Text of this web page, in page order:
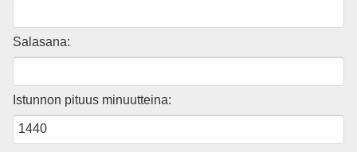
Salasana:
Istunnon pituus minuutteina: